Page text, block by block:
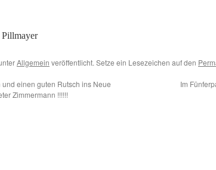
Pillmayer
Allgemein veröffentlicht. Setze ein Lesezeichen auf den
einen guten Rutsch ins Neue
Zimmermann !!!!!!
Im